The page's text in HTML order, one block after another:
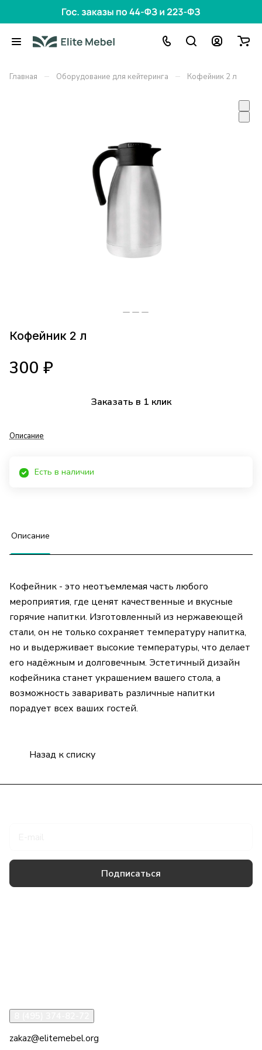
Главная – Оборудование для кейтеринга – Кофейник 2 л
Кофейник 2 л
300 ₽
Заказать в 1 клик
Описание
Есть в наличии
Описание
Кофейник - это неотъемлемая часть любого
мероприятия, где ценят качественные и вкусные
горячие напитки. Изготовленный из нержавеющей
стали, он не только сохраняет температуру напитка,
но и выдерживает высокие температуры, что делает
его надёжным и долговечным. Эстетичный дизайн
кофейника станет украшением вашего стола, а
возможность заваривать различные напитки
порадует всех ваших гостей.
Назад к списку
Подписаться
zakaz@elitemebel.org